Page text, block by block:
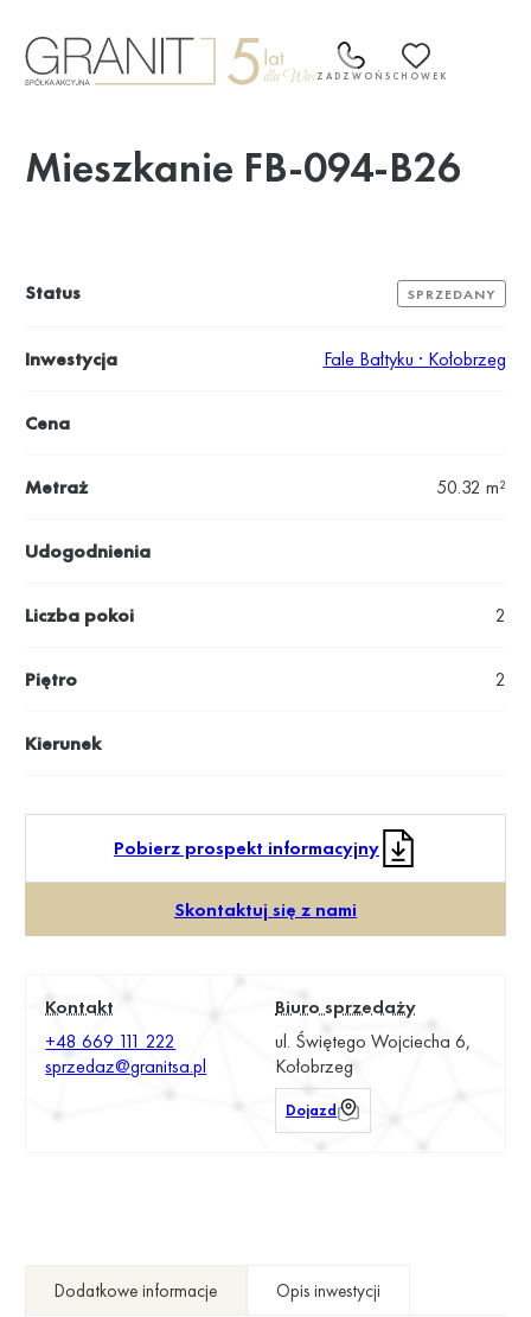
do
treści
ZADZWOŃ SCHOWEK
Dodatkowe informacje Opis inwestycji
Mieszkanie FB-094-B26
Status SPRZEDANY
Inwestycja Fale Bałtyku · Kołobrzeg
Cena
Metraż 50.32 m²
Udogodnienia
Liczba pokoi 2
Piętro 2
Kierunek
Pobierz prospekt informacyjny
Skontaktuj się z nami
Kontakt
+48 669 111 222
sprzedaz@granitsa.pl
Biuro sprzedaży
ul. Świętego Wojciecha 6,
Kołobrzeg
Dojazd